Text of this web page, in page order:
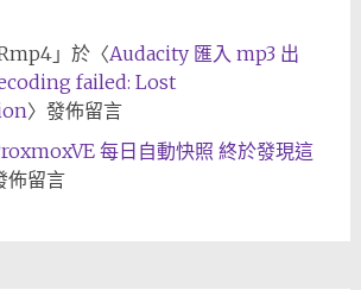
」於〈Audacity 匯入 mp3 出
failed: Lost
〉發佈留言
每日自動快照 終於發現這
佈留言